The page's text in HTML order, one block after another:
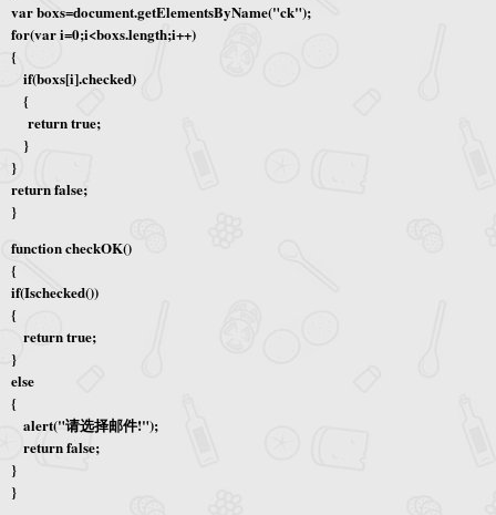
var boxs=document.getElementsByName("ck");
for(var i=0;i<boxs.length;i++)
{
if(boxs[i].checked)
{
return true;
}
}
return false;
}
function checkOK()
{
if(Ischecked())
{
return true;
}
else
{
alert("请选择邮件!");
return false;
}
}